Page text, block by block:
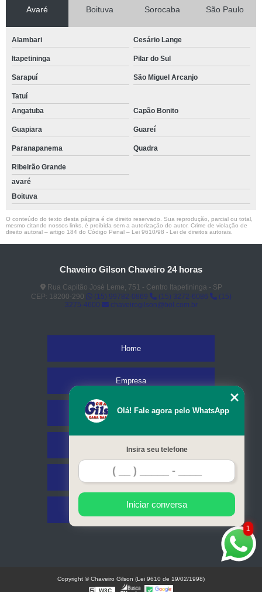
Avaré Boituva Sorocaba São Paulo
Alambari Cesário Lange
Itapetininga Pilar do Sul
Sarapuí São Miguel Arcanjo
Tatuí
Angatuba
Capão Bonito
Guapiara Guareí
Paranapanema Quadra
Ribeirão Grande
avaré
Boituva
O conteúdo do texto desta página é de direito reservado. Sua reprodução, parcial ou total,
mesmo citando nossos links, é proibida sem a autorização do autor. Crime de violação de
direito autoral – artigo 184 do Código Penal – Lei 9610/98 - Lei de direitos autorais
Chaveiro Gilson Chaveiro 24 horas
Rua Capitão José Leme, 751 - Centro Itapetininga - SP
CEP: 18200-290
(15) 99782-0869 (15) 3272-6086
(15)
3275-4600
chaveirogilson@bol.com.br
Home
Empresa
Missão
Serviços
Contato
Mapa do site
1
Olá! Fale agora pelo WhatsApp
Insira seu telefone
Iniciar conversa
Copyright © Chaveiro Gilson (Lei 9610 de 19/02/1998)